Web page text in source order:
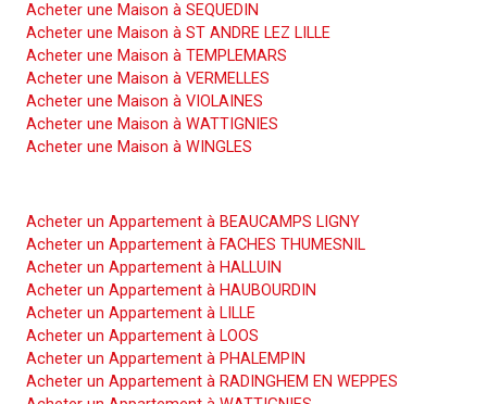
Acheter une Maison à SEQUEDIN
Acheter une Maison à ST ANDRE LEZ LILLE
Acheter une Maison à TEMPLEMARS
Acheter une Maison à VERMELLES
Acheter une Maison à VIOLAINES
Acheter une Maison à WATTIGNIES
Acheter une Maison à WINGLES
Acheter un Appartement à BEAUCAMPS LIGNY
Acheter un Appartement à FACHES THUMESNIL
Acheter un Appartement à HALLUIN
Acheter un Appartement à HAUBOURDIN
Acheter un Appartement à LILLE
Acheter un Appartement à LOOS
Acheter un Appartement à PHALEMPIN
Acheter un Appartement à RADINGHEM EN WEPPES